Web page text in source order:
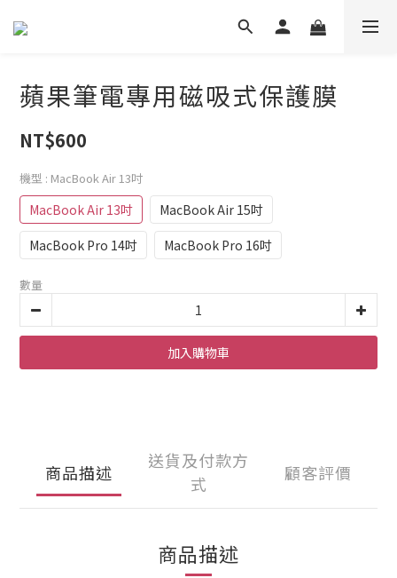
蘋果筆電專用磁吸式保護膜
NT$600
機型 : MacBook Air 13吋
MacBook Air 13吋
MacBook Air 15吋
MacBook Pro 14吋
MacBook Pro 16吋
數量
加入購物車
商品描述
送貨及付款方
式
顧客評價
商品描述